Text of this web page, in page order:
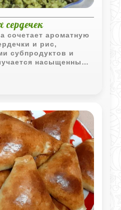
сочетает ароматную
и рис,
субпродуктов и
насыщенным,
характерным для